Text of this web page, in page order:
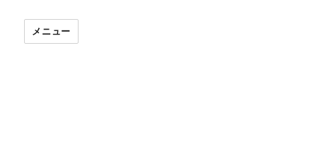
メニュー